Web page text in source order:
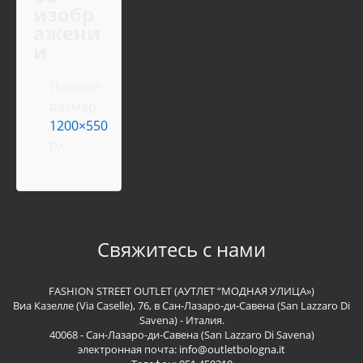
1200×550
Свяжитесь с нами
FASHION STREET OUTLET (АУТЛЕТ “МОДНАЯ УЛИЦА»)
Виа Казелле (Via Caselle), 76, в Сан-Лазаро-ди-Савена (San Lazzaro Di
Savena) - Италия.
40068 - Сан-Лазаро-ди-Савена (San Lazzaro Di Savena)
электронная почта: info@outletbologna.it